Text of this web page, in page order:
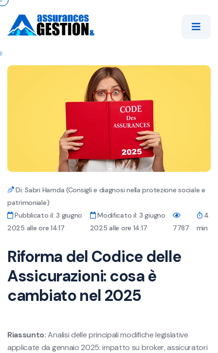
Di: Sabri Hamda (Consigli e diagnosi nella protezione sociale e
patrimoniale)
Pubblicato il: 3 giugno
2025 alle ore 14:17
Modificato il: 3 giugno
2025 alle ore 14:17
7787
4
min
Riforma del Codice delle
Assicurazioni: cosa è
cambiato nel 2025
Riassunto:Analisi delle principali modifiche legislative
applicate da gennaio 2025: impatto su broker, assicuratori